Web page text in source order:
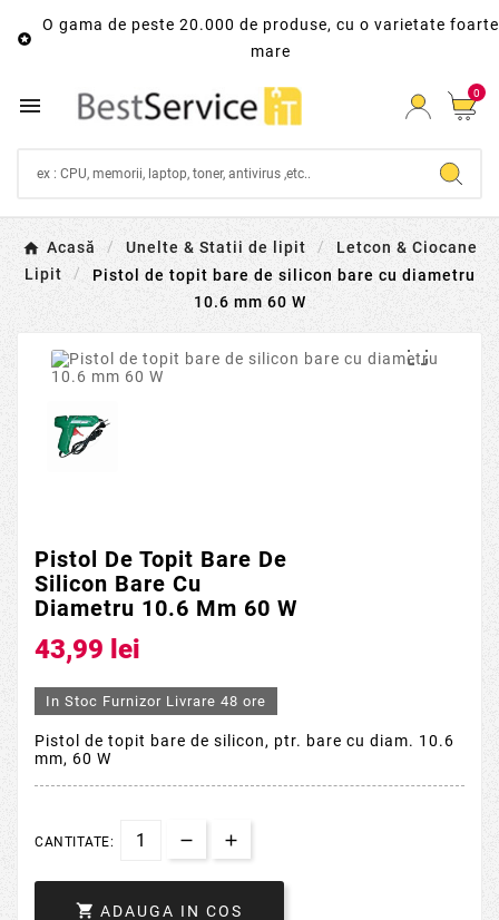

O gama de peste 20.000 de produse, cu o varietate foarte
mare
 0
Acasă Unelte & Statii de lipit
Letcon & Ciocane
Lipit
Pistol de topit bare de silicon bare cu diametru
10.6 mm 60 W

Pistol De Topit Bare De
Silicon Bare Cu
Diametru 10.6 Mm 60 W
43,99 lei
In Stoc Furnizor Livrare 48 ore
Pistol de topit bare de silicon, ptr. bare cu diam. 10.6
mm, 60 W
CANTITATE:
 ADAUGA IN COS